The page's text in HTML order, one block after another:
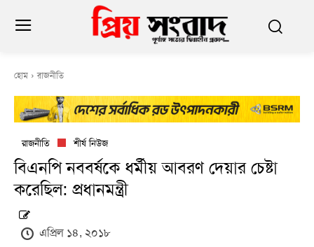
হোম রাজনীতি
রাজনীতি শীর্ষ নিউজ
বিএনপি নববর্ষকে ধর্মীয় আবরণ দেয়ার চেষ্টা
করেছিল: প্রধানমন্ত্রী
এপ্রিল ১৪, ২০১৮